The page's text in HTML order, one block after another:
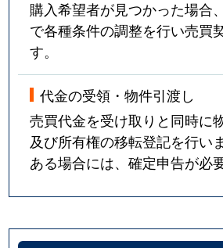
購入希望者が見つかった場合
で各種条件の調整を行い売買
す。
代金の受領・物件引渡し
売買代金を受け取りと同時に
及び所有権の移転登記を行い
ある場合には、確定申告が必